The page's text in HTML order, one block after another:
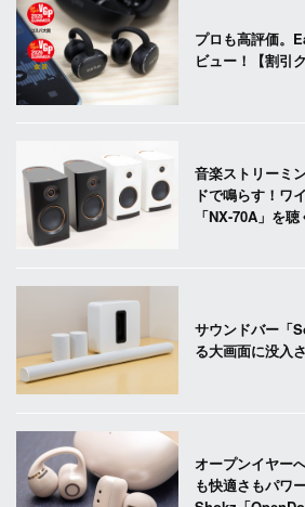
プロも高評価。
ビュー！【割引
音楽ストリーミ
ドで鳴らす！ワ
「NX-70A」を聴
サウンドバー「
る大画面に没入
オープンイヤー
も快適さもパワ